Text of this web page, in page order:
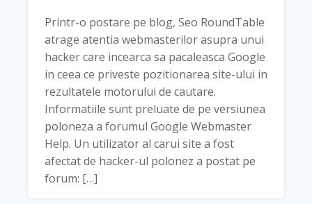
Printr-o postare pe blog, Seo RoundTable
atrage atentia webmasterilor asupra unui
hacker care incearca sa pacaleasca Google
in ceea ce priveste pozitionarea site-ului in
rezultatele motorului de cautare.
Informatiile sunt preluate de pe versiunea
poloneza a forumul Google Webmaster
Help. Un utilizator al carui site a fost
afectat de hacker-ul polonez a postat pe
forum: […]